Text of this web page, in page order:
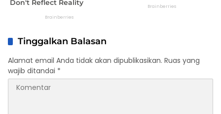
Tinggalkan Balasan
Alamat email Anda tidak akan dipublikasikan. Ruas yang
wajib ditandai *